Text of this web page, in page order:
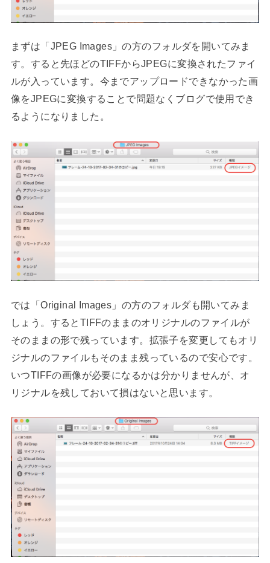
まずは「JPEG Images」の方のフォルダを開いてみま
す。すると先ほどのTIFFからJPEGに変換されたファイ
ルが入っています。今までアップロードできなかった画
像をJPEGに変換することで問題なくブログで使用でき
るようになりました。
では「Original Images」の方のフォルダも開いてみま
しょう。するとTIFFのままのオリジナルのファイルが
そのままの形で残っています。拡張子を変更してもオリ
ジナルのファイルもそのまま残っているので安心です。
いつTIFFの画像が必要になるかは分かりませんが、オ
リジナルを残しておいて損はないと思います。